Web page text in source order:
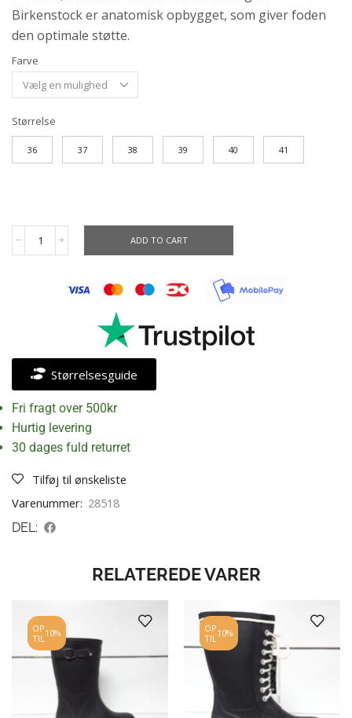
Birkenstock er anatomisk opbygget, som giver foden
den optimale støtte.
Farve
Størrelse
36 37 38 39 40 41
ADD TO CART
Størrelsesguide
Fri fragt over 500kr
Hurtig levering
30 dages fuld returret
Tilføj til ønskeliste
Varenummer: 28518
DEL:
RELATEREDE VARER
OP
TIL 10%
OP
TIL 10%